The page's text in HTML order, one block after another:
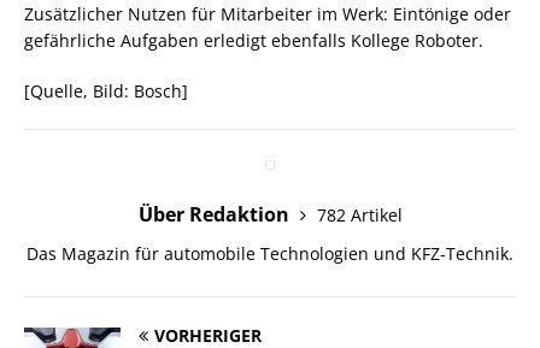
Zusätzlicher Nutzen für Mitarbeiter im Werk: Eintönige oder
gefährliche Aufgaben erledigt ebenfalls Kollege Roboter.
[Quelle, Bild: Bosch]
Über Redaktion
782 Artikel
Das Magazin für automobile Technologien und KFZ-Technik.
VORHERIGER